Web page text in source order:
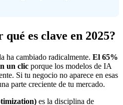
es clave en 2025?
ha cambiado radicalmente. El 65%
un clic porque los modelos de IA
Si tu negocio no aparece en esas
parte creciente de tu mercado.
es la disciplina de